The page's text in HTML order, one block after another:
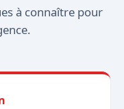
à connaître pour